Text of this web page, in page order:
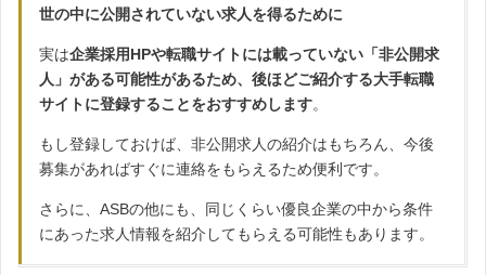
世の中に公開されていない求人を得るために
実は企業採用HPや転職サイトには載っていない「非公開求
人」がある可能性があるため、後ほどご紹介する大手転職
サイトに登録することをおすすめします。
もし登録しておけば、非公開求人の紹介はもちろん、今後
募集があればすぐに連絡をもらえるため便利です。
さらに、ASBの他にも、同じくらい優良企業の中から条件
にあった求人情報を紹介してもらえる可能性もあります。